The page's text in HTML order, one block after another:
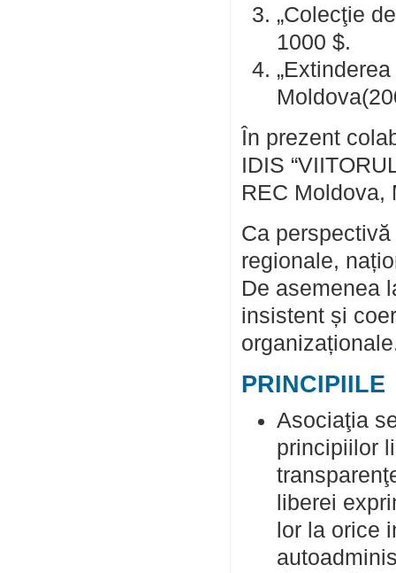
„Colecţie
1000 $.
În prezent
IDIS
REC
Ca
regionale,
De asemenea
insistent și
Asociaţia
principiilor
liberei
lor la orice